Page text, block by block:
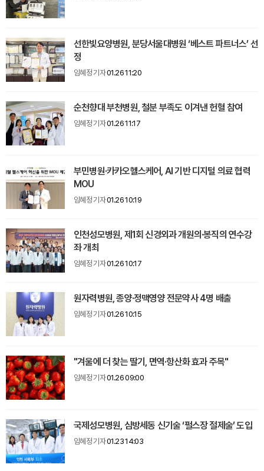
선한빛요양병원, 분당서울대병원 ‘베스트 파트너스’ 선
정
임혜정 기자01.26 11:20
순천향대 부천병원, 철분 부족도 이겨낸 헌혈 참여
임혜정 기자01.26 11:17
부민병원·카카오헬스케어, AI 기반 디지털 의료 협력
MOU
임혜정 기자01.26 10:19
인천성모병원, 제1회 신경외과 개원의·봉직의 연수강
좌 개최
임혜정 기자01.26 10:17
원자력병원, 종양·정맥영양 전문약사 4명 배출
임혜정 기자01.26 10:15
"겨울에 더 찾는 딸기, 면역·항산화 효과 주목"
임혜정 기자01.26 09:00
국제성모병원, 심방세동 신기술 ‘펄스장 절제술’ 도입
임혜정 기자01.23 14:03